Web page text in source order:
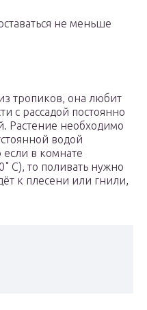
не меньше
тропиков, она любит
с рассадой постоянно
Растение необходимо
водой
в комнате
С), то поливать нужно
к плесени или гнили,